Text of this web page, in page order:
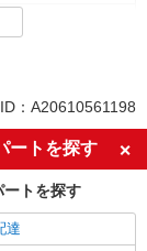
）活躍中
ID：A20610561198
ートを探す
ートを探す
達